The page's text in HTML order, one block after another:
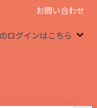
お問い合わせ
ログインはこちら